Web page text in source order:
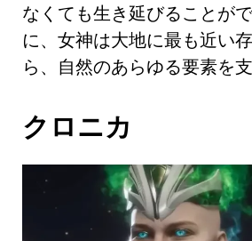
なくても生き延びることが
に、女神は大地に最も近い
ら、自然のあらゆる要素を
クロニカ